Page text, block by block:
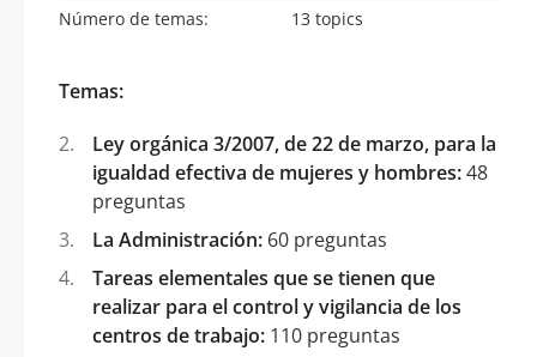
Número de temas: 13 topics
Temas:
Ley orgánica 3/2007, de 22 de marzo, para la
igualdad efectiva de mujeres y hombres:48
preguntas
La Administración: 60 preguntas
Tareas elementales que se tienen que
realizar para el control y vigilancia de los
centros de trabajo: 110 preguntas